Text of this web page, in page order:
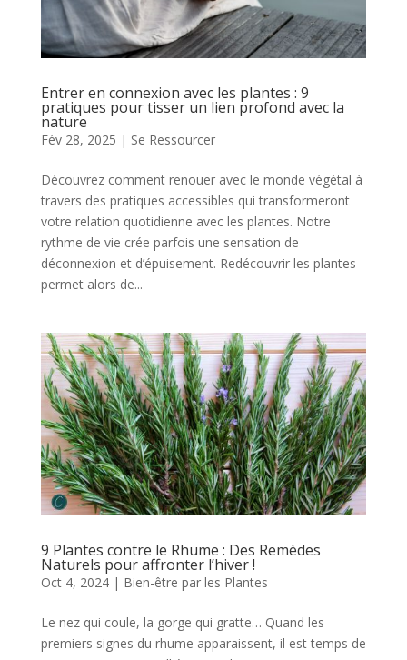
Entrer en connexion avec les plantes : 9
pratiques pour tisser un lien profond avec la
nature
Fév 28, 2025 | Se Ressourcer
Découvrez comment renouer avec le monde végétal à
travers des pratiques accessibles qui transformeront
votre relation quotidienne avec les plantes. Notre
rythme de vie crée parfois une sensation de
déconnexion et d’épuisement. Redécouvrir les plantes
permet alors de...
9 Plantes contre le Rhume : Des Remèdes
Naturels pour affronter l’hiver !
Oct 4, 2024| Bien-être par les Plantes
Le nez qui coule, la gorge qui gratte… Quand les
premiers signes du rhume apparaissent, il est temps de